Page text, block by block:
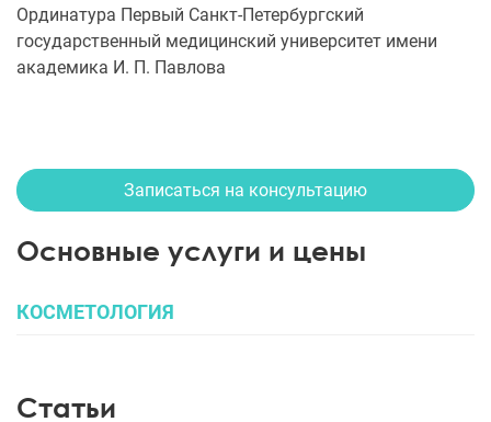
Ординатура Первый Санкт-Петербургский
государственный медицинский университет имени
академика И. П. Павлова
Записаться на консультацию
Основные услуги и цены
КОСМЕТОЛОГИЯ
Статьи